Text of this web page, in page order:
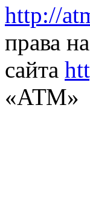
http://
права
сайта
«АТМ»